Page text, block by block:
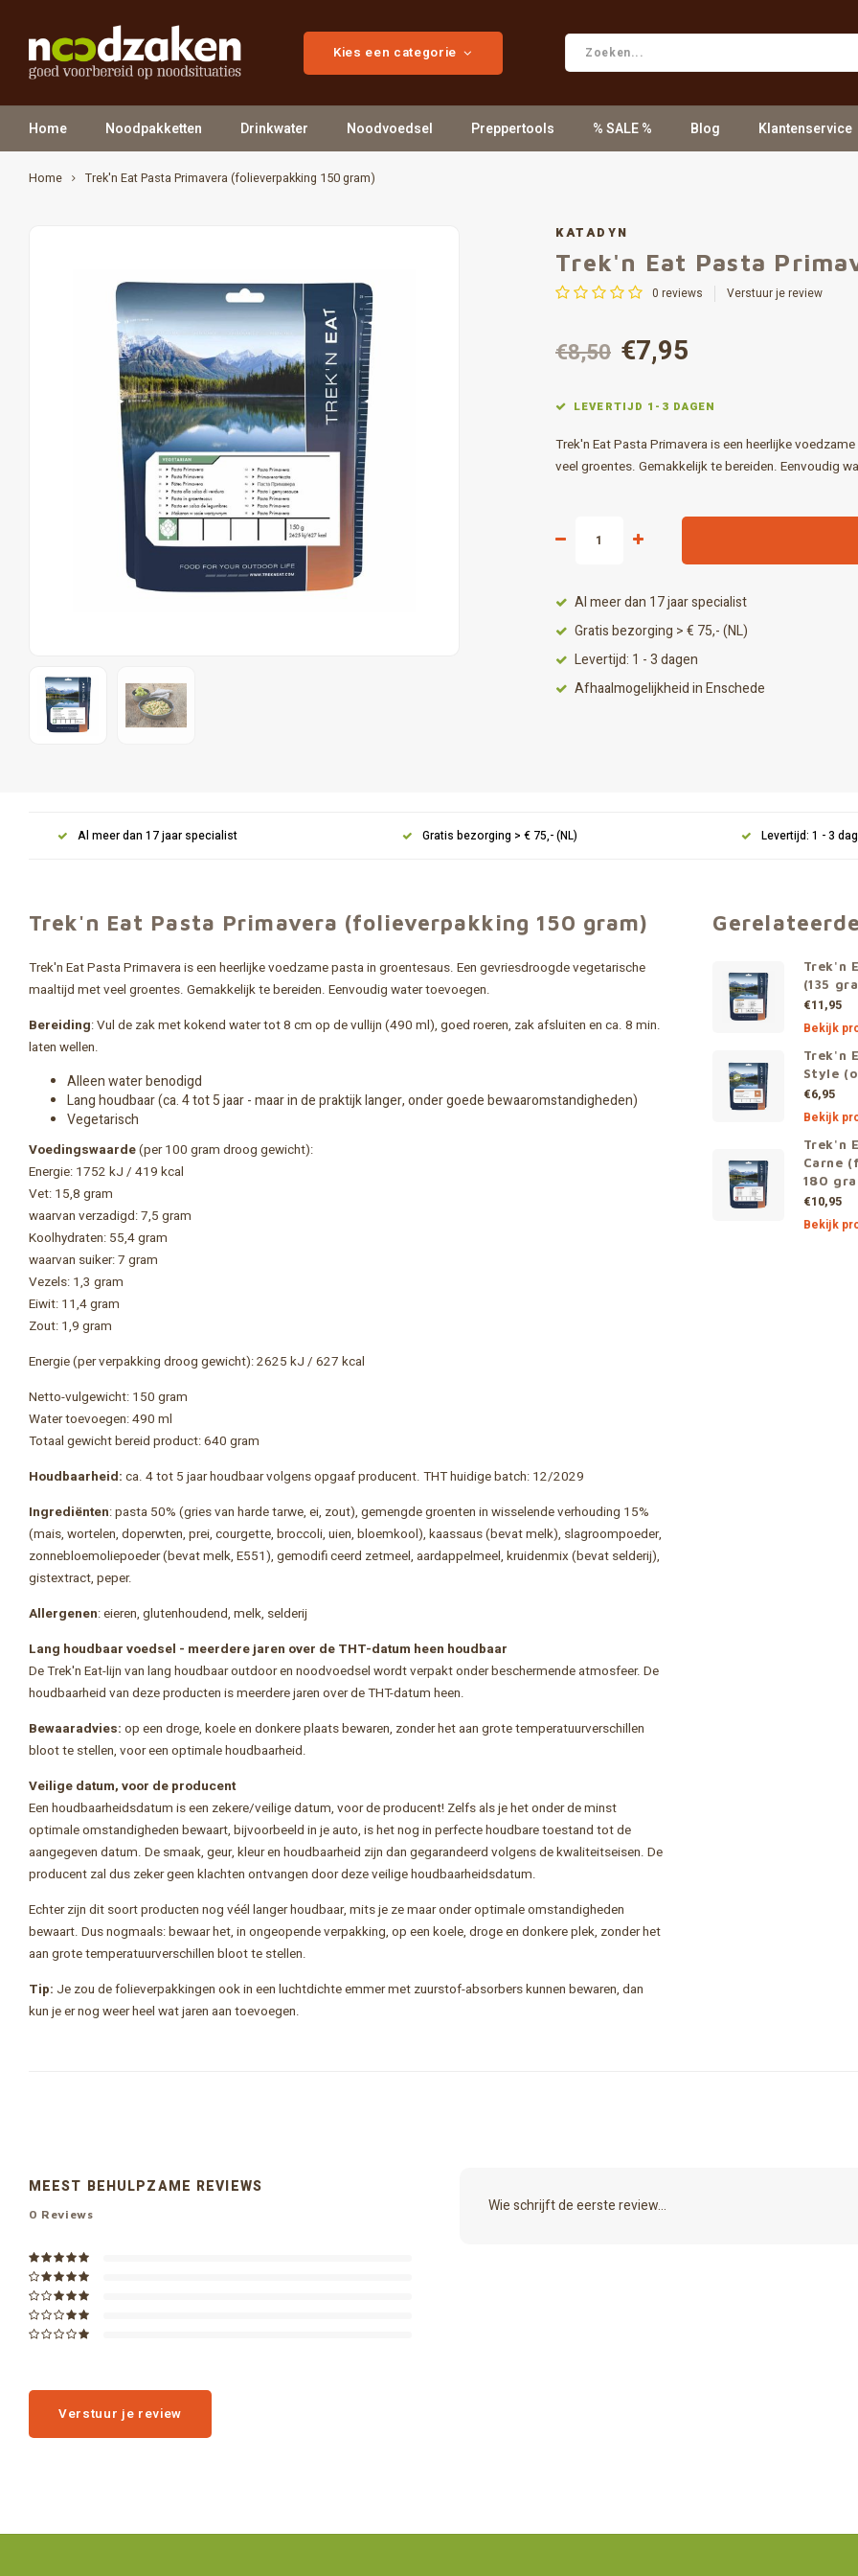
Kies een categorie
Home Noodpakketten Drinkwater Noodvoedsel Preppertools % SALE % Blog Klantenservice
Home Trek'n Eat Pasta Primavera (folieverpakking 150 gram)
KATADYN
Trek'n Eat Pasta
0 reviews Verstuur je review
€8,50 €7,95
LEVERTIJD 1-3 DAGEN
Trek'n Eat Pasta Primavera is een heerlijke
veel groentes. Gemakkelijk te bereiden. Eenvoudig
Al meer dan 17 jaar specialist
Gratis bezorging > € 75,- (NL)
Levertijd: 1 - 3 dagen
Afhaalmogelijkheid in Enschede
Al meer dan 17 jaar specialist Gratis bezorging > € 75,- (NL) Levertijd: 1 - 3
Trek'n Eat Pasta Primavera (folieverpakking 150 gram)
Trek'n Eat Pasta Primavera is een heerlijke voedzame pasta in groentesaus. Een gevriesdroogde vegetarische
maaltijd met veel groentes. Gemakkelijk te bereiden. Eenvoudig water toevoegen.
Bereiding: Vul de zak met kokend water tot 8 cm op de vullijn (490 ml), goed roeren, zak afsluiten en ca. 8 min.
laten wellen.
Alleen water benodigd
Lang houdbaar (ca. 4 tot 5 jaar - maar in de praktijk langer, onder goede bewaaromstandigheden)
Vegetarisch
Voedingswaarde(per 100 gram droog gewicht):
Energie: 1752 kJ / 419 kcal
Vet: 15,8 gram
waarvan verzadigd: 7,5 gram
Koolhydraten: 55,4 gram
waarvan suiker: 7 gram
Vezels: 1,3 gram
Eiwit: 11,4 gram
Zout: 1,9 gram
Energie (per verpakking droog gewicht): 2625 kJ / 627 kcal
Netto-vulgewicht: 150 gram
Water toevoegen: 490 ml
Totaal gewicht bereid product: 640 gram
Houdbaarheid: ca. 4 tot 5 jaar houdbaar volgens opgaaf producent. THT huidige batch: 12/2029
Ingrediënten: pasta 50% (gries van harde tarwe, ei, zout), gemengde groenten in wisselende verhouding 15%
(mais, wortelen, doperwten, prei, courgette, broccoli, uien, bloemkool), kaassaus (bevat melk), slagroompoeder,
zonnebloemoliepoeder (bevat melk, E551), gemodifi ceerd zetmeel, aardappelmeel, kruidenmix (bevat selderij),
gistextract, peper.
Allergenen: eieren, glutenhoudend, melk, selderij
Lang houdbaar voedsel - meerdere jaren over de THT-datum heen houdbaar
De Trek'n Eat-lijn van lang houdbaar outdoor en noodvoedsel wordt verpakt onder beschermende atmosfeer. De
houdbaarheid van deze producten is meerdere jaren over de THT-datum heen.
Bewaaradvies: op een droge, koele en donkere plaats bewaren, zonder het aan grote temperatuurverschillen
bloot te stellen, voor een optimale houdbaarheid.
Veilige datum, voor de producent
Een houdbaarheidsdatum is een zekere/veilige datum, voor de producent! Zelfs als je het onder de minst
optimale omstandigheden bewaart, bijvoorbeeld in je auto, is het nog in perfecte houdbare toestand tot de
aangegeven datum. De smaak, geur, kleur en houdbaarheid zijn dan gegarandeerd volgens de kwaliteitseisen. De
producent zal dus zeker geen klachten ontvangen door deze veilige houdbaarheidsdatum.
Echter zijn dit soort producten nog véél langer houdbaar, mits je ze maar onder optimale omstandigheden
bewaart. Dus nogmaals: bewaar het, in ongeopende verpakking, op een koele, droge en donkere plek, zonder het
aan grote temperatuurverschillen bloot te stellen.
Tip: Je zou de folieverpakkingen ook in een luchtdichte emmer met zuurstof-absorbers kunnen bewaren, dan
kun je er nog weer heel wat jaren aan toevoegen.
Trek'n
(135
€11,95
Bekijk
Trek'n
Style
€6,95
Bekijk
Trek'n
Carne
180
€10,95
Bekijk
MEEST BEHULPZAME REVIEWS
0 Reviews
Verstuur je review
Wie schrijft de eerste review...